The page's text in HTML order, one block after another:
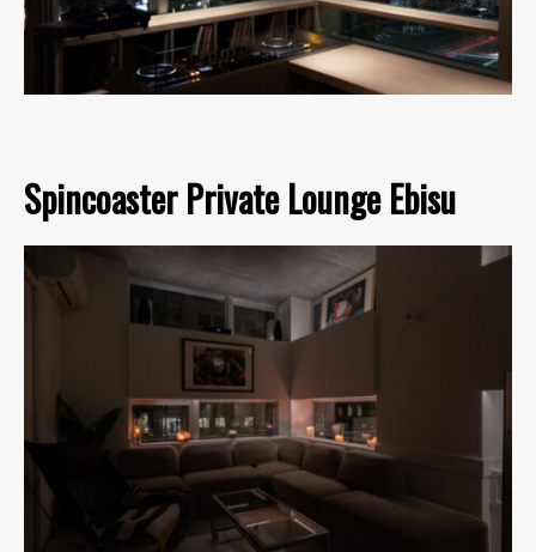
Spincoaster Private Lounge Ebisu